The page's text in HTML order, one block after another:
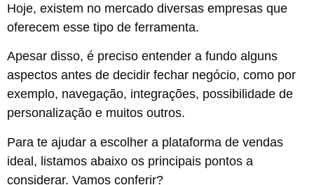
Hoje, existem no mercado diversas empresas que
oferecem esse tipo de ferramenta.
Apesar disso, é preciso entender a fundo alguns
aspectos antes de decidir fechar negócio, como por
exemplo, navegação, integrações, possibilidade de
personalização e muitos outros.
Para te ajudar a escolher a plataforma de vendas
ideal, listamos abaixo os principais pontos a
considerar. Vamos conferir?